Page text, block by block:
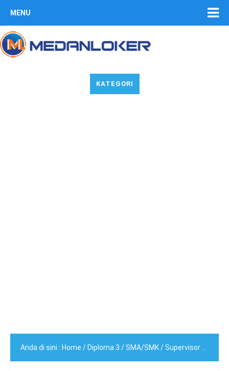
MENU
KATEGORI
Anda di sini : Home / Diploma 3 /SMA/SMK/Supervisor